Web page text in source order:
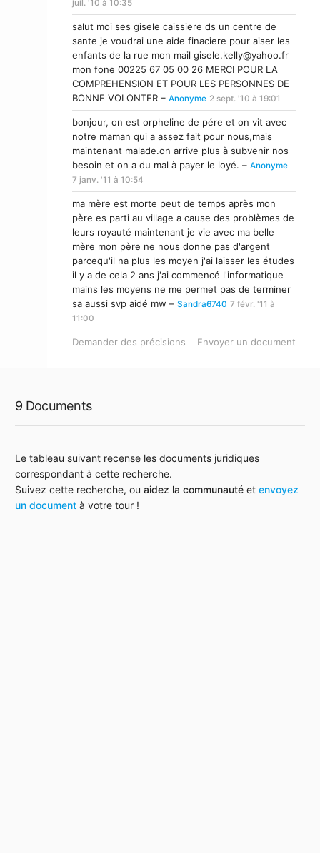
juil. '10 à 10:35
salut moi ses gisele caissiere ds un centre de
sante je voudrai une aide finaciere pour aiser les
enfants de la rue mon mail gisele.kelly@yahoo.fr
mon fone 00225 67 05 00 26 MERCI POUR LA
COMPREHENSION ET POUR LES PERSONNES DE
BONNE VOLONTER – Anonyme 2 sept. '10 à 19:01
bonjour, on est orpheline de pére et on vit avec
notre maman qui a assez fait pour nous,mais
maintenant malade.on arrive plus à subvenir nos
besoin et on a du mal à payer le loyé. – Anonyme
7 janv. '11 à 10:54
ma mère est morte peut de temps après mon
père es parti au village a cause des problèmes de
leurs royauté maintenant je vie avec ma belle
mère mon père ne nous donne pas d'argent
parcequ'il na plus les moyen j'ai laisser les études
il y a de cela 2 ans j'ai commencé l'informatique
mains les moyens ne me permet pas de terminer
sa aussi svp aidé mw – Sandra6740 7 févr. '11 à
11:00
Demander des précisions Envoyer un document
9 Documents
Le tableau suivant recense les documents juridiques
correspondant à cette recherche.
Suivez cette recherche, ou aidez la communauté et envoyez
un document à votre tour !